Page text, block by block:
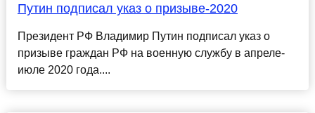
Путин подписал указ о призыве-2020
Президент РФ Владимир Путин подписал указ о
призыве граждан РФ на военную службу в апреле-
июле 2020 года....